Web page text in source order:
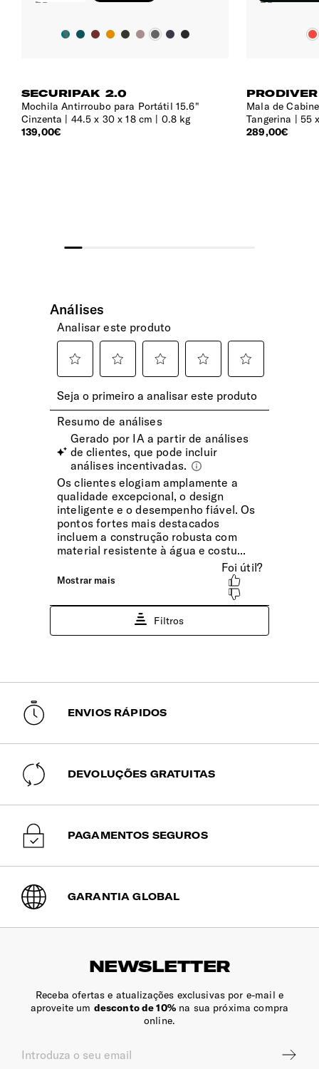
Alças | Ombros
Ajustáveis, acolchoadas e ergonómicas para maior
conforto e mobilidade. Com bolso para cartões ou dinheiro.
Encaixe Pega Extensível
Permite o transporte no Pega Extensível da mala de
viagem. Com bolso invisível integrado.
INTERIOR
No bolso frontal, o sistema RFID protege contra o extravio
de dados eletrónicos dos seus cartões bancários e de
identidade.
Sistema Easy Pass
Carregue os seus dispositivos dentro da mochila com a
passagem de cabos entre os diferentes compartimentos.
Dimensões Ecrã | Tablet
10.5" (⌀ 26.7 cm)
Sim
Compartimento Principal
Compartimento | Documentos
Compartimento | Portátil
Para portátil e tablet. O sistema Smart Fit permite o ajuste
Porta-Chaves
Sim
Dimensões Ecrã | Portátil
SECURIPAK 2.0
Mochila Antirroubo para Portátil 15.6"
Cinzenta
44.5 x 30 x 18 cm | 0.8 kg
139,00€
PRODIVER
Mala de
Tangerina
55
289,00€
ENVIOS RÁPIDOS
DEVOLUÇÕES GRATUITAS
PAGAMENTOS SEGUROS
GARANTIA GLOBAL
NEWSLETTER
Receba ofertas e atualizações exclusivas por e-mail e
aproveite um desconto de 10%na sua próxima compra
online.